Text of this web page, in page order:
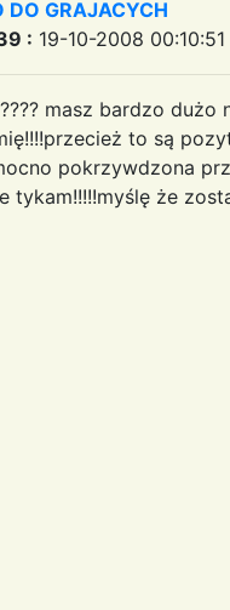
DO GRAJACYCH
: 19-10-2008 00:10:51
masz bardzo
to są
pokrzywdzona
tykam!!!!!myślę że